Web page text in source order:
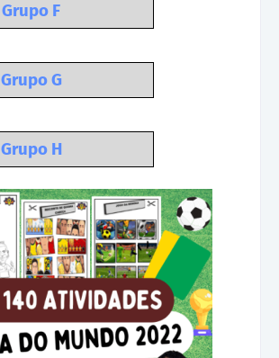
Grupo F
Grupo G
Grupo H